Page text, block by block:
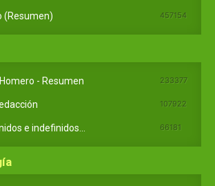
(Resumen) 457154
- Resumen 233377
107922
e indefinidos... 66181